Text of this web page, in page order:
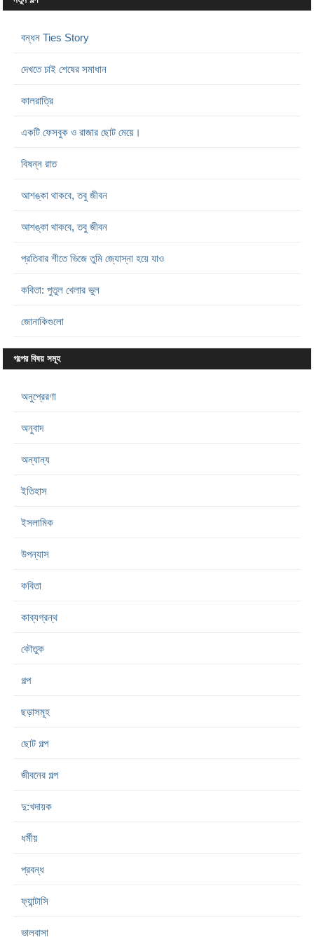
বন্ধন Ties Story
দেখতে চাই শেষের সমাধান
কালরাত্রি
একটি ফেসবুক ও রাজার ছোট মেয়ে।
বিষন্ন রাত
আশঙ্কা থাকবে, তবু জীবন
আশঙ্কা থাকবে, তবু জীবন
প্রতিবার শীতে ভিজে তুমি জ্যোস্না হয়ে যাও
কবিতা: পুতুল খেলার ভুল
জোনাকিগুলো
গল্পের বিষয় সমূহ
অনুপ্রেরণা
অনুবাদ
অন্যান্য
ইতিহাস
ইসলামিক
উপন্যাস
কবিতা
কাব্যগ্রন্থ
কৌতুক
গল্প
ছড়াসমূহ
ছোট গল্প
জীবনের গল্প
দু:খদায়ক
ধর্মীয়
প্রবন্ধ
ফ্যান্টাসি
ভালবাসা